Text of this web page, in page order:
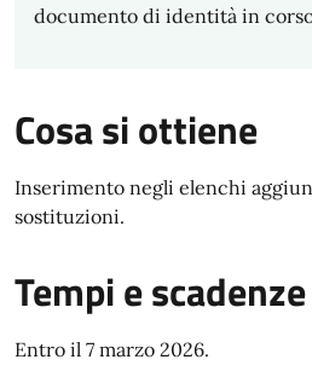
documento di identità in
Cosa si ottiene
Inserimento negli elenchi
sostituzioni.
Tempi e scadenze
Entro il 7 marzo 2026.